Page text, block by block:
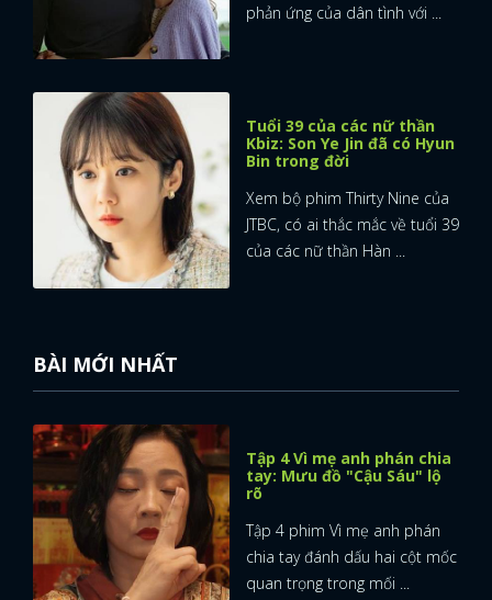
phản ứng của dân tình với ...
Tuổi 39 của các nữ thần
Kbiz: Son Ye Jin đã có Hyun
Bin trong đời
Xem bộ phim Thirty Nine của
JTBC, có ai thắc mắc về tuổi 39
của các nữ thần Hàn ...
BÀI MỚI NHẤT
Tập 4 Vì mẹ anh phán chia
tay: Mưu đồ "Cậu Sáu" lộ
rõ
Tập 4 phim Vì mẹ anh phán
chia tay đánh dấu hai cột mốc
quan trọng trong mối ...